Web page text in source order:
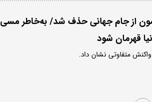
از جام جهانی حذف شد/ به‌خاطر مسی
قهرمان شود